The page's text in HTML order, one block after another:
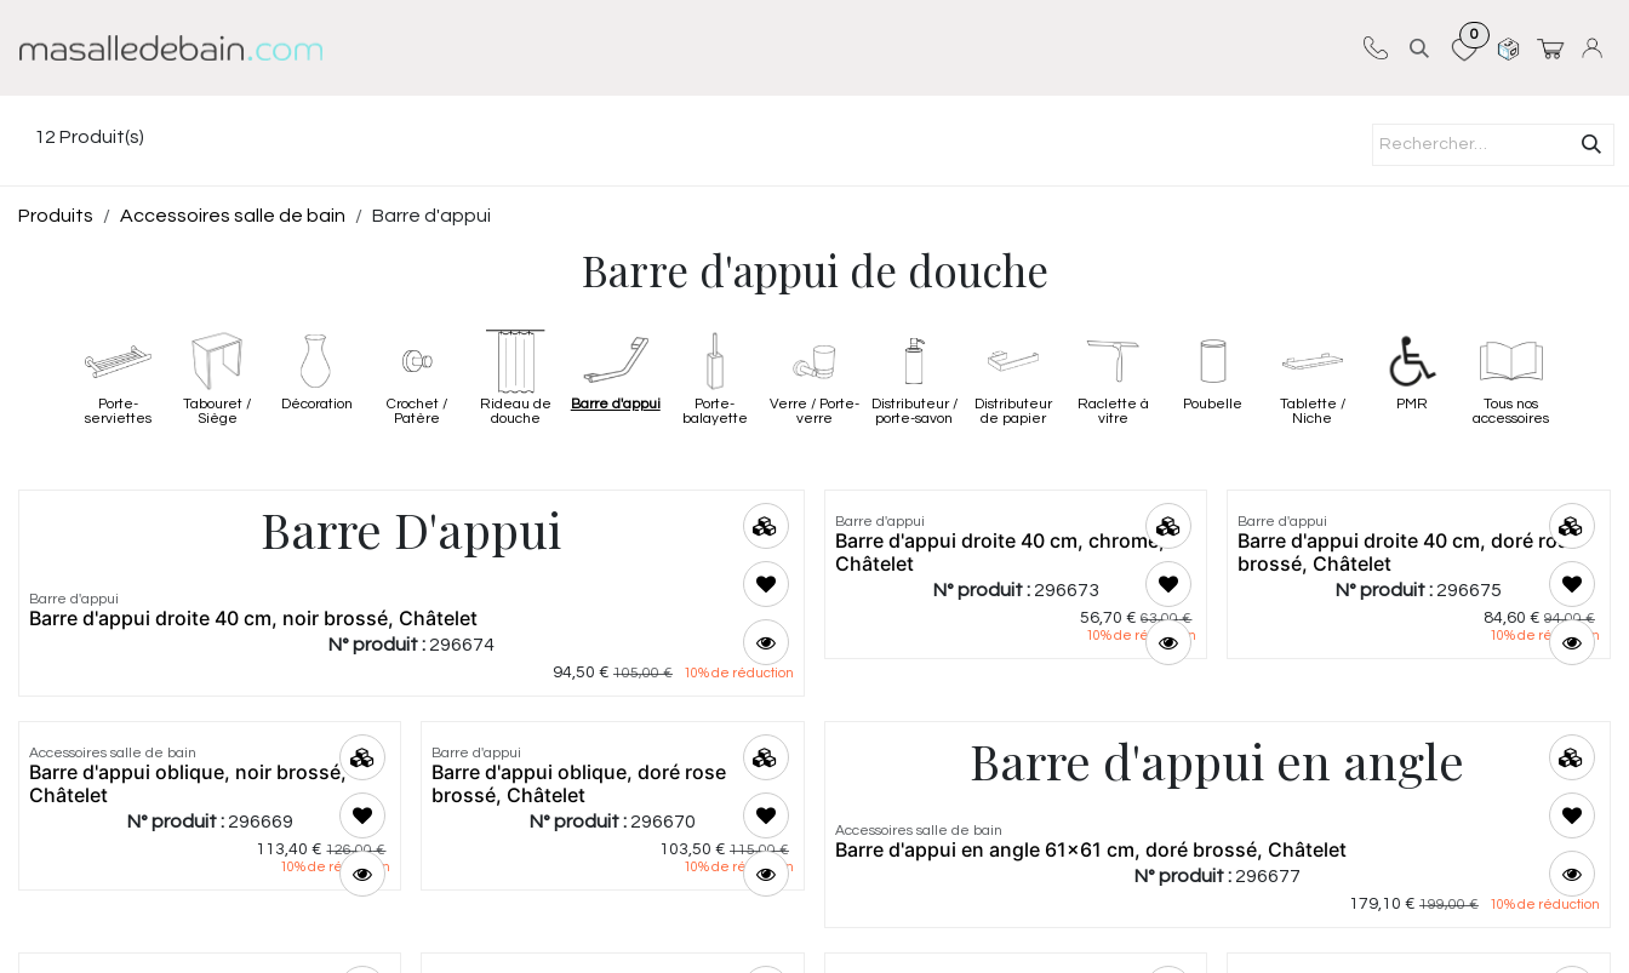
0
12 Produit(s)
Produits Accessoires salle de bain Barre d'appui
Barre d'appui de douche
Porte-
serviettes
Tabouret /
Siège
Décoration
Crochet /
Patère
Rideau de
douche
Barre d'appui
Porte-
balayette
Verre / Porte-
verre
Distributeur /
porte-savon
Distributeur
de papier
Raclette à
vitre
Poubelle
Tablette /
Niche
PMR
Tous nos
accessoires
Barre D'appui
Barre d'appui
Barre d'appui droite 40 cm, noir brossé, Châtelet
N° produit : 296674
94,50 € 105,00€ 10% de réduction
Barre d'appui
Barre d'appui droite 40 cm, chrome,
Châtelet
N° produit : 296673
56,70 € 63,00€
10% de réduction
Barre d'appui
Barre d'appui droite 40 cm, doré rose
brossé, Châtelet
N° produit : 296675
84,60 € 94,00€
10% de réduction
Accessoires salle de bain
Barre d'appui oblique, noir brossé,
Châtelet
N° produit : 296669
113,40 € 126,00€
10% de réduction
Barre d'appui
Barre d'appui oblique, doré rose
brossé, Châtelet
N° produit : 296670
103,50 € 115,00€
10% de réduction
Barre d'appui en angle
Accessoires salle de bain
Barre d'appui en angle 61x61 cm, doré brossé, Châtelet
N° produit : 296677
179,10 € 199,00€ 10% de réduction